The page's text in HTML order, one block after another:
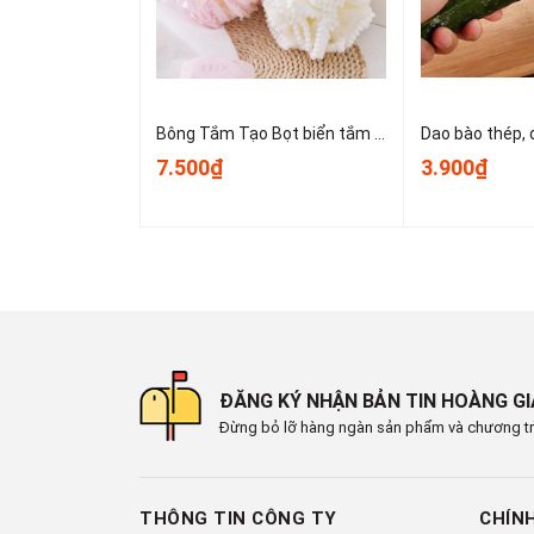
#gangtaychongnang #gangtaychongnangnam
#gangtaychongnanghinhxam
Bông Tắm Tạo Bọt biển tắm lớn, bọt biển tắm cao cấp không bị lan rộng, siêu mềm và dễ tạo bọt A3553
7.500₫ 3.900₫
ĐĂNG KÝ NHẬN BẢN TIN HOÀNG
Đừng bỏ lỡ hàng ngàn sản phẩm và chương
THÔNG TIN CÔNG TY